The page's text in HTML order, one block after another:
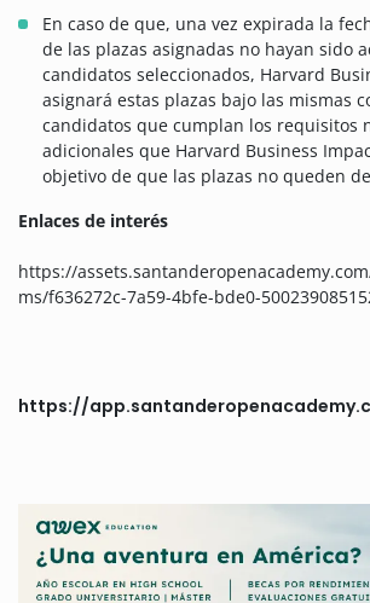
En caso de que, una vez expirada la
de las plazas asignadas no hayan sido
candidatos seleccionados, Harvard
asignará estas plazas bajo las mismas
candidatos que cumplan los requisitos
adicionales que Harvard Business
objetivo de que las plazas no queden
Enlaces de interés
https://
ms/f636272c-7a59-4bfe-bde0-